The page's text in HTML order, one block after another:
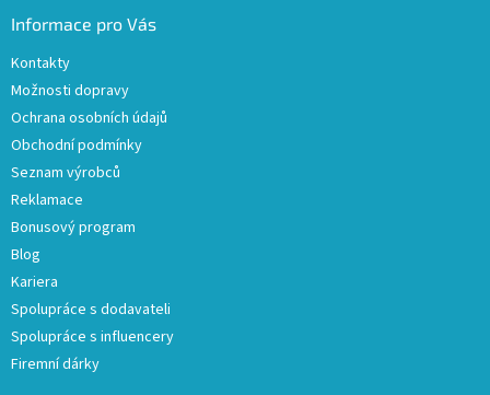
Informace pro Vás
Kontakty
Možnosti dopravy
Ochrana osobních údajů
Obchodní podmínky
Seznam výrobců
Reklamace
Bonusový program
Blog
Kariera
Spolupráce s dodavateli
Spolupráce s influencery
Firemní dárky